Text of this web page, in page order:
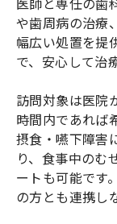
や歯周病の治療
幅広い処置を提
で、安心して治
訪問対象は医院
時間内であれば
摂食・嚥下障害
り、食事中のむ
ートも可能です
の方とも連携し